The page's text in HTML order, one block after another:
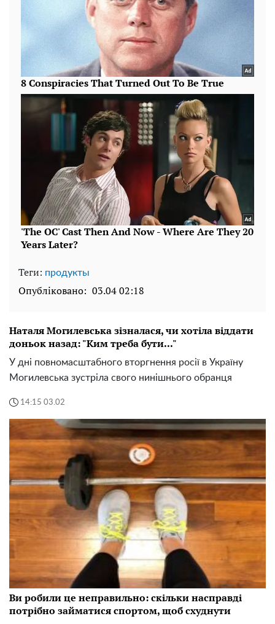
Теги: продукты
Опубліковано: 03.04 02:18
Наталя Могилевська зізналася, чи хотіла віддати
доньок назад: "Ким треба бути..."
У дні повномасштабного вторгнення росії в Україну
Могилевська зустріла свого нинішнього обранця
14:15 03.02
Ви робили це неправильно: скільки насправді
потрібно займатися спортом, щоб схуднути